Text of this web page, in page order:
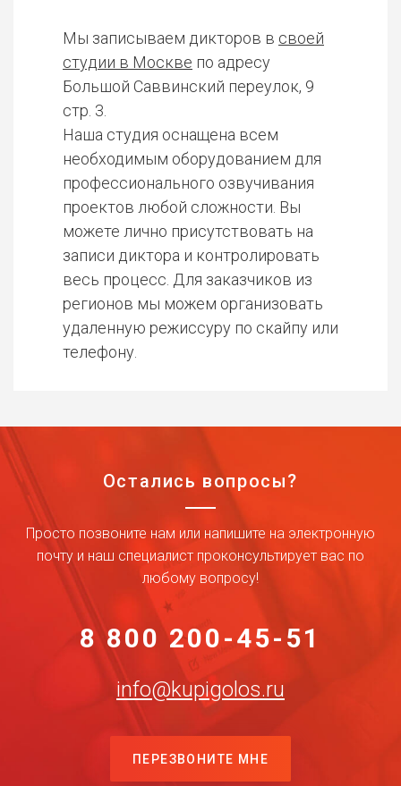
Мы записываем дикторов в своей
студии в Москве по адресу
Большой Саввинский переулок, 9
стр. 3.
Наша студия оснащена всем
необходимым оборудованием для
профессионального озвучивания
проектов любой сложности. Вы
можете лично присутствовать на
записи диктора и контролировать
весь процесс. Для заказчиков из
регионов мы можем организовать
удаленную режиссуру по скайпу или
телефону.
Остались вопросы?
Просто позвоните нам или напишите на электронную
почту и наш специалист проконсультирует вас по
любому вопросу!
8 800 200-45-51
info@kupigolos.ru
ПЕРЕЗВОНИТЕ МНЕ